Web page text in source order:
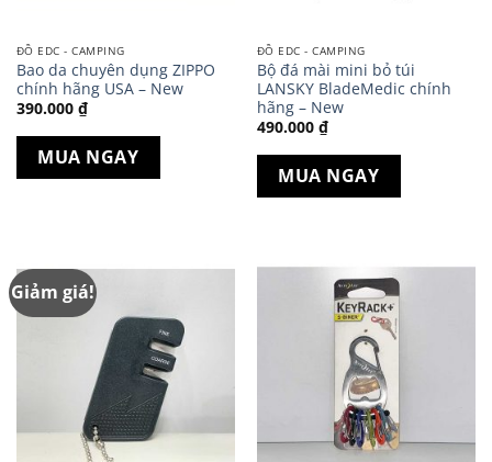
ĐỒ EDC - CAMPING
Bao da chuyên dụng ZIPPO
chính hãng USA – New
390.000 ₫
MUA NGAY
ĐỒ EDC - CAMPING
Bộ đá mài mini bỏ túi
LANSKY BladeMedic chính
hãng – New
490.000 ₫
MUA NGAY
Giảm giá!